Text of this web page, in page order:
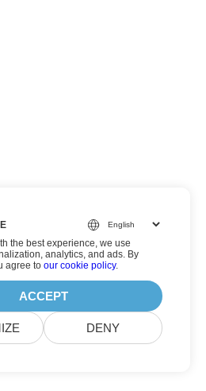
the best experience, we use
analytics, and ads. By
agree to our cookie policy.
ACCEPT
DENY